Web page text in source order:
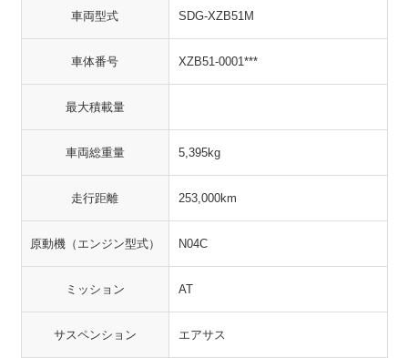
車両型式 SDG-XZB51M
車体番号 XZB51-0001***
最大積載量
車両総重量 5,395kg
走行距離 253,000km
原動機（エンジン型式） N04C
ミッション AT
サスペンション エアサス